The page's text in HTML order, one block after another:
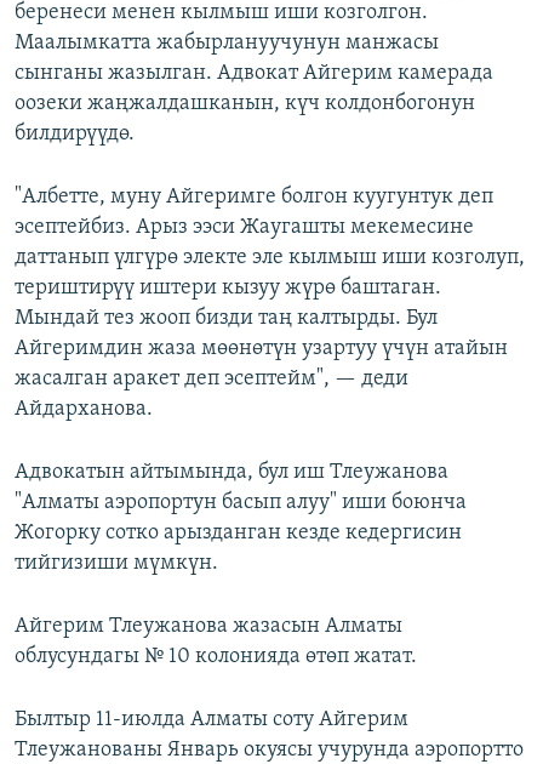
беренеси менен кылмыш иши козголгон.
Маалымкатта жабырлануучунун манжасы
сынганы жазылган. Адвокат Айгерим камерада
оозеки жаңжалдашканын, күч колдонбогонун
билдирүүдө.
"Албетте, муну Айгеримге болгон куугунтук деп
эсептейбиз. Арыз ээси Жаугашты мекемесине
даттанып үлгүрө электе эле кылмыш иши козголуп,
териштирүү иштери кызуу жүрө баштаган.
Мындай тез жооп бизди таң калтырды. Бул
Айгеримдин жаза мөөнөтүн узартуу үчүн атайын
жасалган аракет деп эсептейм", — деди
Айдарханова.
Адвокатын айтымында, бул иш Тлеужанова
"Алматы аэропортун басып алуу" иши боюнча
Жогорку сотко арызданган кезде кедергисин
тийгизиши мүмкүн.
Айгерим Тлеужанова жазасын Алматы
облусундагы № 10 колонияда өтөп жатат.
Былтыр 11-июлда Алматы соту Айгерим
Тлеужанованы Январь окуясы учурунда аэропортто